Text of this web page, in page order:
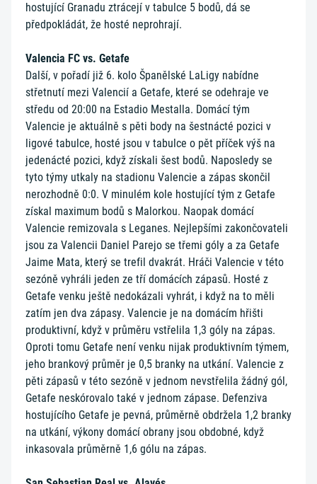
hostující Granadu ztrácejí v tabulce 5 bodů, dá se
předpokládát, že hosté neprohrají.
Valencia FC vs. Getafe
Další, v pořadí již 6. kolo Španělské LaLigy nabídne
střetnutí mezi Valencií a Getafe, které se odehraje ve
středu od 20:00 na Estadio Mestalla. Domácí tým
Valencie je aktuálně s pěti body na šestnácté pozici v
ligové tabulce, hosté jsou v tabulce o pět příček výš na
jedenácté pozici, když získali šest bodů. Naposledy se
tyto týmy utkaly na stadionu Valencie a zápas skončil
nerozhodně 0:0. V minulém kole hostující tým z Getafe
získal maximum bodů s Malorkou. Naopak domácí
Valencie remizovala s Leganes. Nejlepšími zakončovateli
jsou za Valencii Daniel Parejo se třemi góly a za Getafe
Jaime Mata, který se trefil dvakrát. Hráči Valencie v této
sezóně vyhráli jeden ze tří domácích zápasů. Hosté z
Getafe venku ještě nedokázali vyhrát, i když na to měli
zatím jen dva zápasy. Valencie je na domácím hřišti
produktivní, když v průměru vstřelila 1,3 góly na zápas.
Oproti tomu Getafe není venku nijak produktivním týmem,
jeho brankový průměr je 0,5 branky na utkání. Valencie z
pěti zápasů v této sezóně v jednom nevstřelila žádný gól,
Getafe neskórovalo také v jednom zápase. Defenziva
hostujícího Getafe je pevná, průměrně obdržela 1,2 branky
na utkání, výkony domácí obrany jsou obdobné, když
inkasovala průměrně 1,6 gólu na zápas.